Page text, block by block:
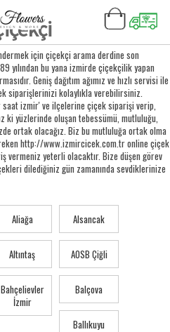
için çiçekçi arama derdine son
yılından bu yana izmirde çiçekçilik yapan
Geniş dağıtım ağımız ve hızlı servisi ile
siparişlerinizi kolaylıkla verebilirsiniz.
izmir' ve ilçelerine çiçek siparişi verip,
yüzlerinde oluşan tebessümü, mutluluğu,
ortak olacağız. Biz bu mutluluğa ortak olma
http://www.izmircicek.com.tr online çiçek
vermeniz yeterli olacaktır. Bize düşen görev
dilediğiniz gün zamanında sevdiklerinize
Aliağa Alsancak
Altıntaş AOSB Çiğli
Bahçelievler
İzmir
Balçova
Ballıkuyu